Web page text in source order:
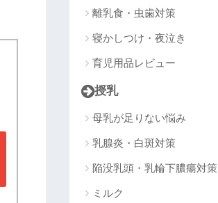
離乳食・虫歯対策
寝かしつけ・夜泣き
育児用品レビュー
授乳
母乳が足りない悩み
乳腺炎・白斑対策
陥没乳頭・乳輪下膿瘍対策
ミルク